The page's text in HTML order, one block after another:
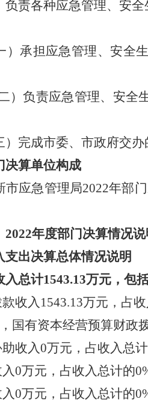
各种应急管理、安全
担应急管理、安全生
二）负责应急管理、安
成市委、市政府交办
算单位构成
急管理局2022年部门
年度部门决算情况说
出决算总体情况说明
计1543.13万元，包括
入1543.13万元，占收
国有资本经营预算财政
入0万元，占收入总计
万元，占收入总计的0%
万元，占收入总计的0%